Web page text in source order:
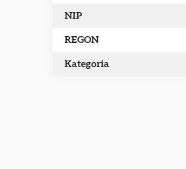
NIP
REGON
Kategoria